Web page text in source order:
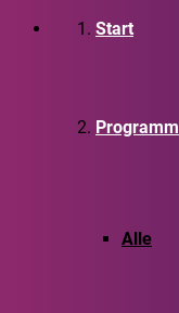
Start
Programm
Alle